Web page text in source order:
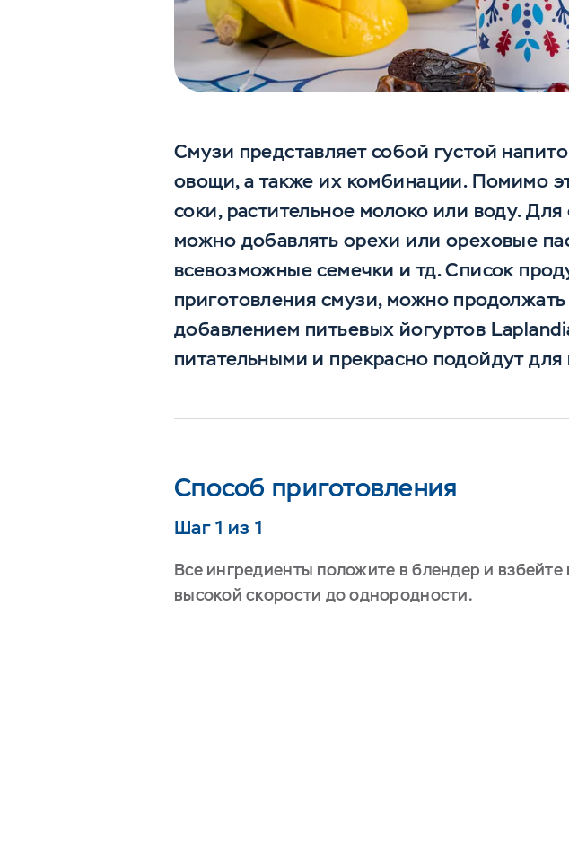
Смузи представляет собой густой
овощи, а также их комбинации. Помимо
соки, растительное молоко или воду.
можно добавлять орехи или ореховые
всевозможные семечки и тд. Список
приготовления смузи, можно
добавлением питьевых йогуртов
питательными и прекрасно подойдут для
Способ приготовления
Шаг 1 из 1
Все ингредиенты положите в блендер и взбейте
высокой скорости до однородности.